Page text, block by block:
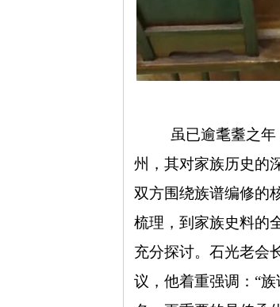
虽已逾耄耋之
州，其对家族历史的
双方围绕族谱编修的
梳理，到家族史料的
充分探讨。石光老会
议，他着重强调：“